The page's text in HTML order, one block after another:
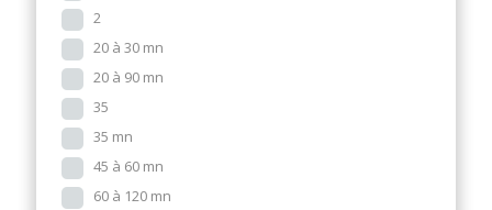
2
20 à 30 mn
20 à 90 mn
35
35 mn
45 à 60 mn
60 à 120 mn